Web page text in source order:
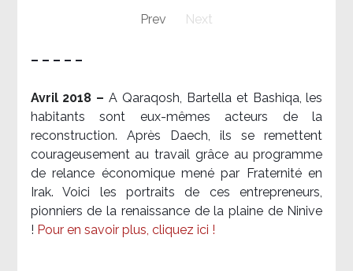
Prev Next
– – – – –
Avril 2018 –A Qaraqosh, Bartella et Bashiqa, les
habitants sont eux-mêmes acteurs de la
reconstruction. Après Daech, ils se remettent
courageusement au travail grâce au programme
de relance économique mené par Fraternité en
Irak. Voici les portraits de ces entrepreneurs,
pionniers de la renaissance de la plaine de Ninive
! Pour en savoir plus, cliquez ici !